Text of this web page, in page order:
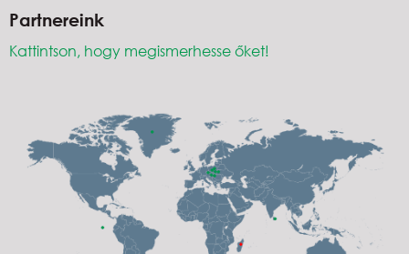
Partnereink
Kattintson, hogy megismerhesse őket!